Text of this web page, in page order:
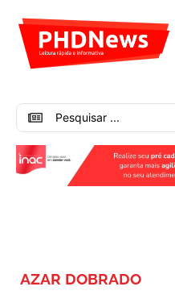
AZAR DOBRADO